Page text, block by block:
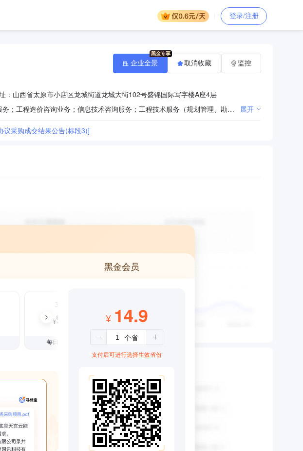
登录/注册
： 山西省太原市小店区龙城街道龙城大街102号盛锦国际写字楼A座4层
一般项目：工程管理服务；招投标代理服务；采购代理服务；政府采购代理服务；工程造价咨询业务；信息技术咨询服务；工程技术服务（规划管理、勘察、设计、监理除外）；大数据服务；会议及展览服务。（除依法须经批准的项目外，凭营业执照依法自主开展经营活动）许可项目：互联网信息服务；在线数据处理与交易处理业务（经营类电子商务）。（依法须经批准的项目，经相关部门批准后方可开展经营活动，具体经营项目以相关部门批准文件或许可证件为准） 展开
议采购成交结果公告(标段3)]
企业全景 取消收藏 监控
黑金会员
3个月
¥99
每日仅1.08元
¥ 14.9
支付后可进行选择生效省份